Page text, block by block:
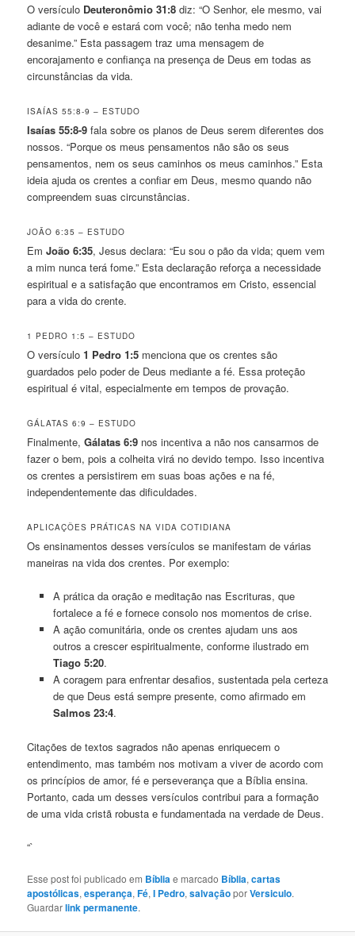
O versículo Deuteronômio 31:8 diz: “O Senhor, ele mesmo, vai
adiante de você e estará com você; não tenha medo nem
desanime.” Esta passagem traz uma mensagem de
encorajamento e confiança na presença de Deus em todas as
circunstâncias da vida.
ISAÍAS 55:8-9 – ESTUDO
Isaías 55:8-9 fala sobre os planos de Deus serem diferentes dos
nossos. “Porque os meus pensamentos não são os seus
pensamentos, nem os seus caminhos os meus caminhos.” Esta
ideia ajuda os crentes a confiar em Deus, mesmo quando não
compreendem suas circunstâncias.
JOÃO 6:35 – ESTUDO
EmJoão 6:35, Jesus declara: “Eu sou o pão da vida; quem vem
a mim nunca terá fome.” Esta declaração reforça a necessidade
espiritual e a satisfação que encontramos em Cristo, essencial
para a vida do crente.
1 PEDRO 1:5 – ESTUDO
O versículo1 Pedro 1:5 menciona que os crentes são
guardados pelo poder de Deus mediante a fé. Essa proteção
espiritual é vital, especialmente em tempos de provação.
GÁLATAS 6:9 – ESTUDO
Finalmente,Gálatas 6:9 nos incentiva a não nos cansarmos de
fazer o bem, pois a colheita virá no devido tempo. Isso incentiva
os crentes a persistirem em suas boas ações e na fé,
independentemente das dificuldades.
APLICAÇÕES PRÁTICAS NA VIDA COTIDIANA
Os ensinamentos desses versículos se manifestam de várias
maneiras na vida dos crentes. Por exemplo:
A prática da oração e meditação nas Escrituras, que
fortalece a fé e fornece consolo nos momentos de crise.
A ação comunitária, onde os crentes ajudam uns aos
outros a crescer espiritualmente, conforme ilustrado em
Tiago 5:20.
A coragem para enfrentar desafios, sustentada pela certeza
de que Deus está sempre presente, como afirmado em
Salmos 23:4.
Citações de textos sagrados não apenas enriquecem o
entendimento, mas também nos motivam a viver de acordo com
os princípios de amor, fé e perseverança que a Bíblia ensina.
Portanto, cada um desses versículos contribui para a formação
de uma vida cristã robusta e fundamentada na verdade de Deus.
“`
Esse post foi publicado em Bíbliae marcado Bíblia,cartas
apostólicas,esperança,Fé,I Pedro,salvaçãoporVersiculo.
Guardarlink permanente.